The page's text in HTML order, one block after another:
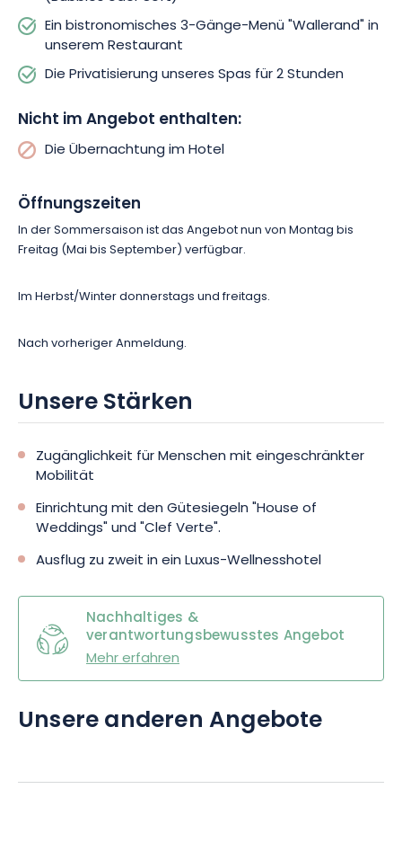
Auszeit wartet auf Sie.
Ein bistronomisches 3-Gänge-Menü "Wallerand" in
unserem Restaurant
Die Privatisierung unseres Spas für 2 Stunden
Nicht im Angebot enthalten:
Die Übernachtung im Hotel
Öffnungszeiten
In der Sommersaison ist das Angebot nun von Montag bis
Freitag (Mai bis September)verfügbar.
Im Herbst/Winter donnerstags und freitags.
Nach vorheriger Anmeldung.
Unsere Stärken
Zugänglichkeit für Menschen mit eingeschränkter
Mobilität
Einrichtung mit den Gütesiegeln "House of
Weddings" und "Clef Verte".
Ausflug zu zweit in ein Luxus-Wellnesshotel
Nachhaltiges &
verantwortungsbewusstes Angebot
Mehr erfahren
Unsere anderen Angebote